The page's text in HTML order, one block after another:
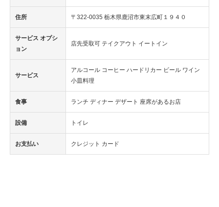
住所 〒322-0035 栃木県鹿沼市東末広町１９４０
サービス オプシ
ョン
店先受取可 テイクアウト イートイン
サービス
アルコール コーヒー ハードリカー ビール ワイン
小皿料理
食事 ランチ ディナー デザート 座席があるお店
設備 トイレ
お支払い クレジット カード